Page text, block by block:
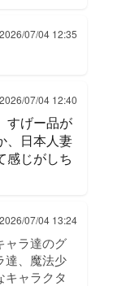
2026/07/04 12:35
2026/07/04 12:40
すげー品が
、日本人妻
じがしち
2026/07/04 13:24
ャラ達のグ
達、魔法少
キャラクタ